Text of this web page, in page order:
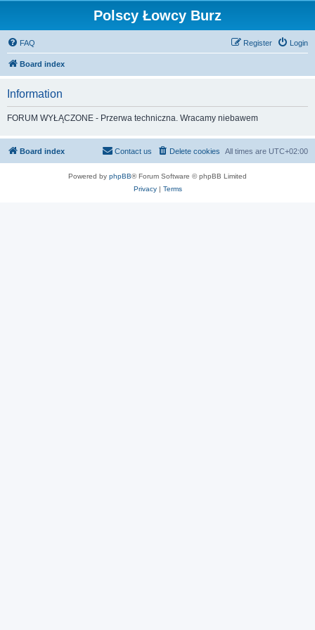
Polscy Łowcy Burz
FAQ Login
Register
Board index
Information
FORUM WYŁĄCZONE - Przerwa techniczna. Wracamy niebawem
Board index All times are UTC+02:00
Delete cookies
Contact us
Powered by phpBB® Forum Software © phpBB Limited
Privacy| Terms